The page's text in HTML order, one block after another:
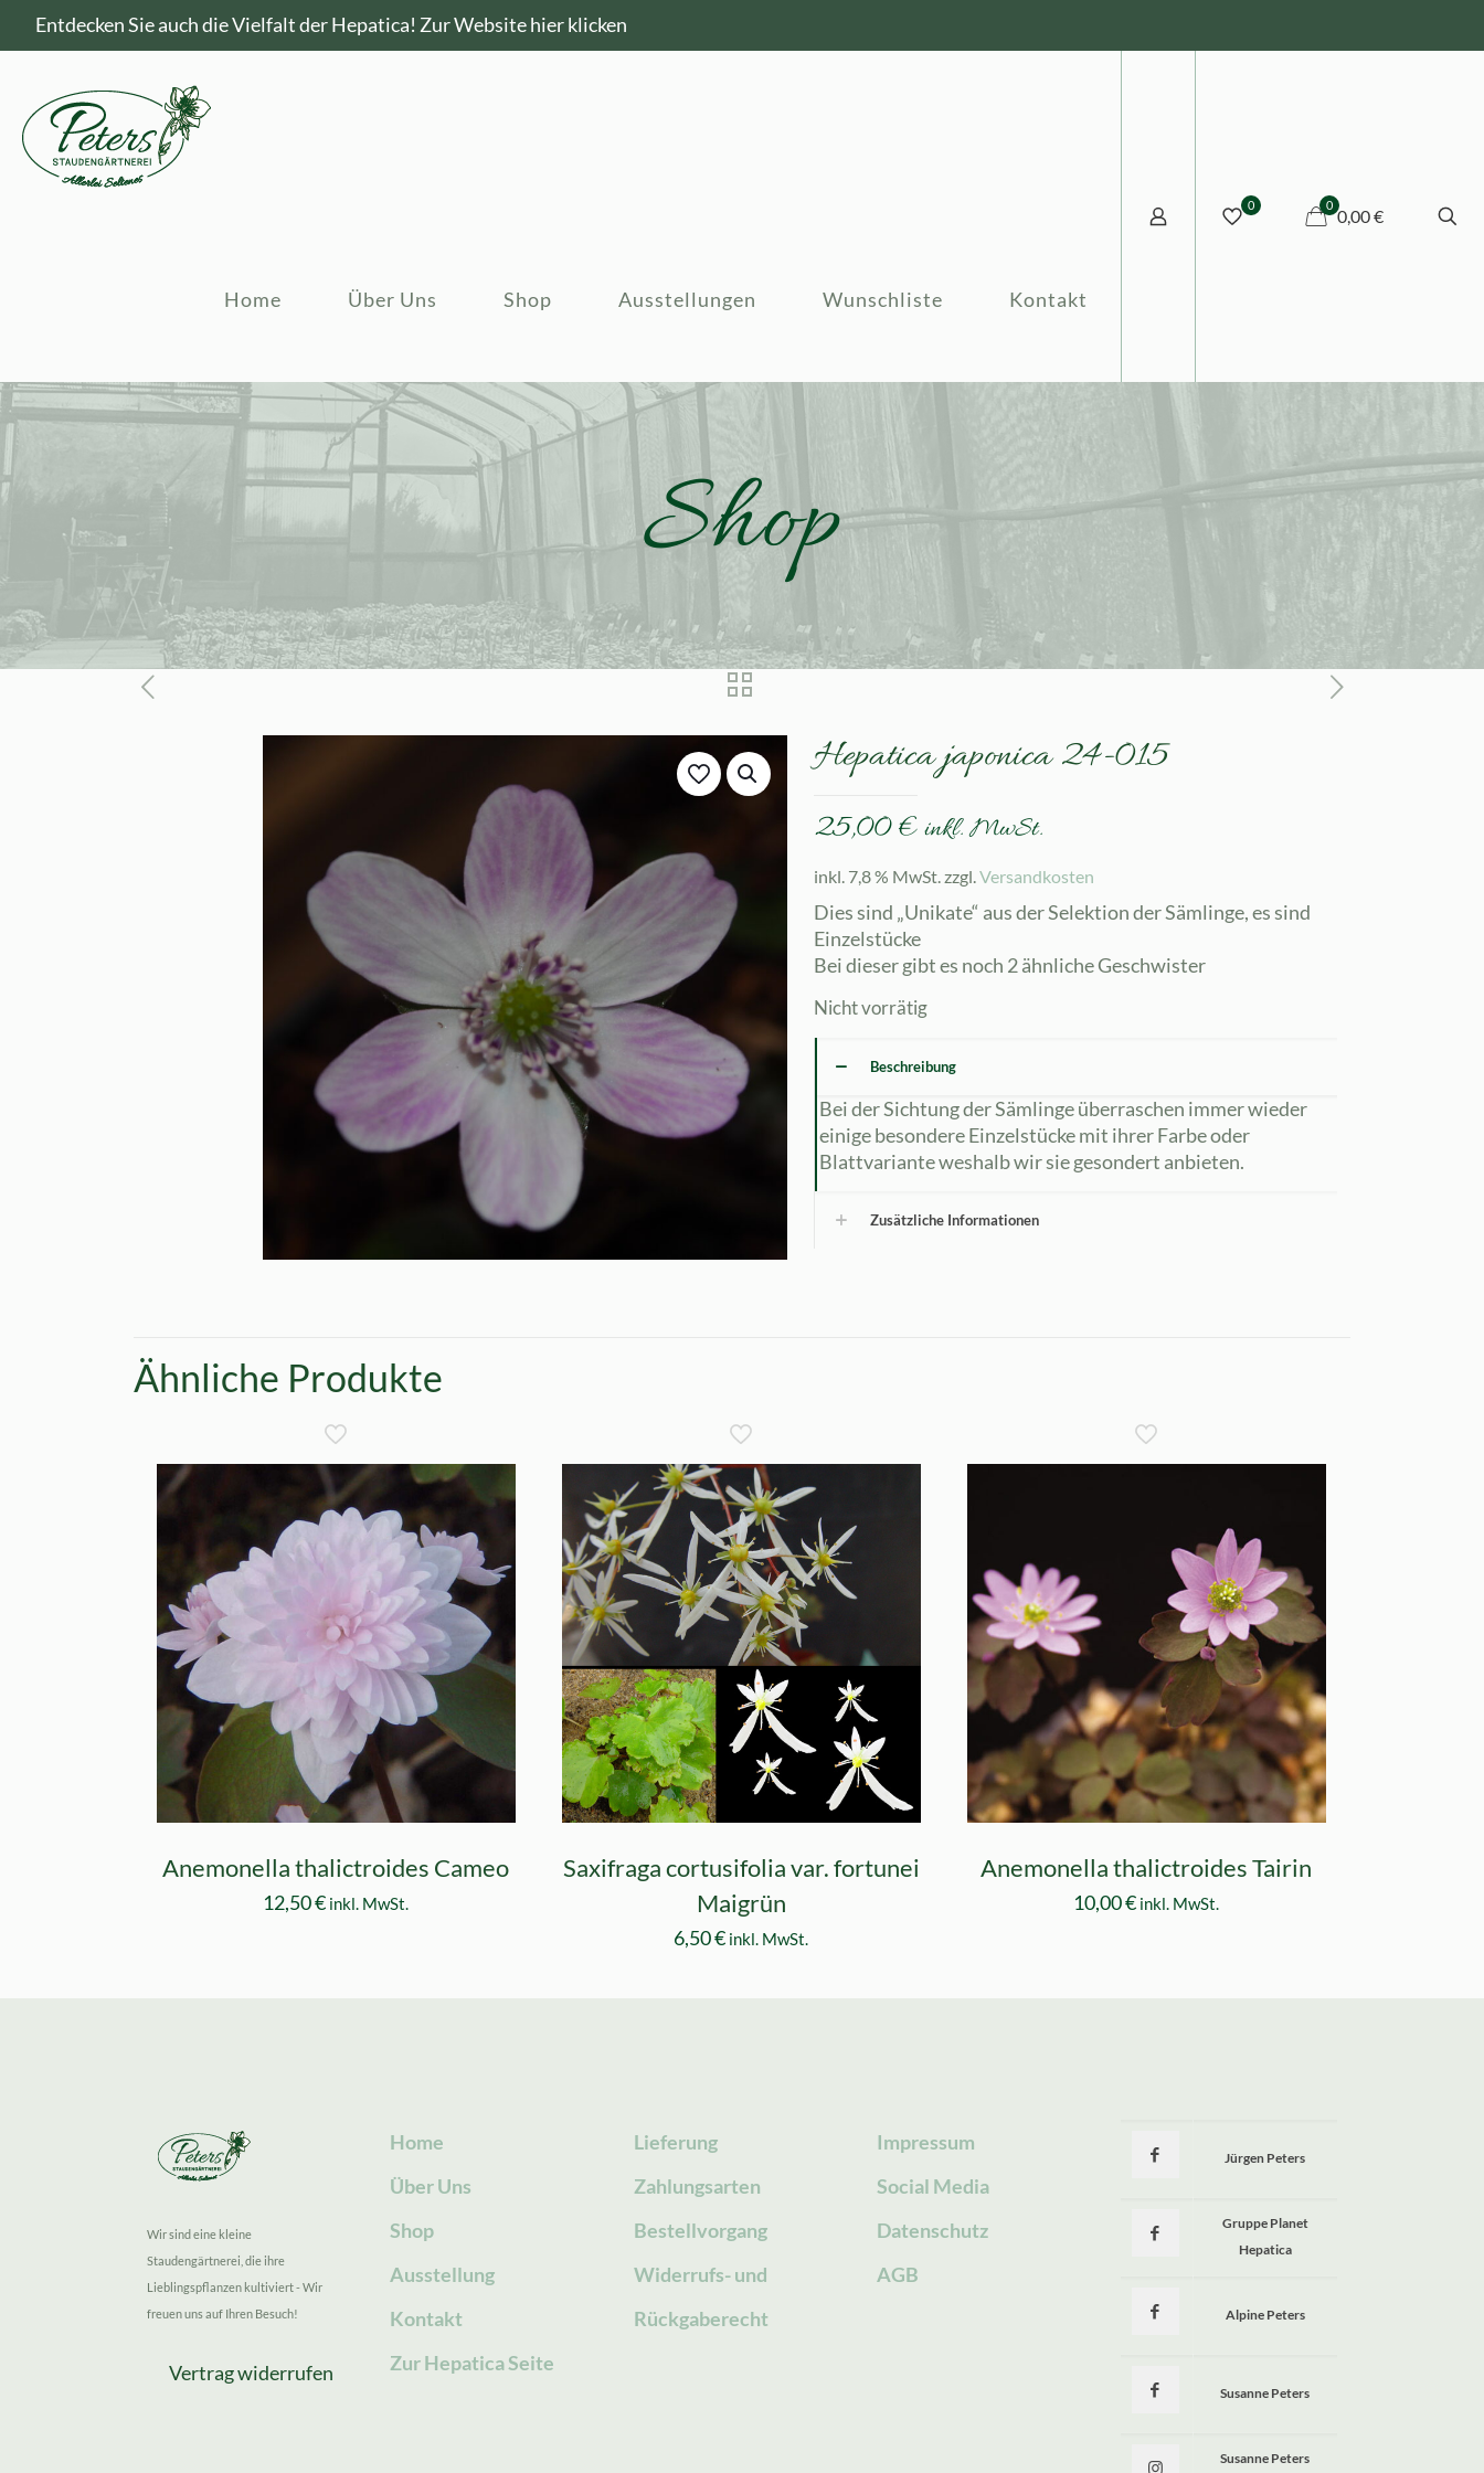
Entdecken Sie auch die Vielfalt der Hepatica! Zur Website hier klicken
Home Über Uns Shop Ausstellungen Wunschliste Kontakt
0 0
0,00 €
Shop
Hepatica japonica 24-015
25,00€ inkl. MwSt.
inkl. 7,8 % MwSt.zzgl.Versandkosten
Dies sind „Unikate“ aus der Selektion der Sämlinge, es sind
Einzelstücke
Bei dieser gibt es noch 2 ähnliche Geschwister
Nicht vorrätig
Beschreibung
Bei der Sichtung der Sämlinge überraschen immer wieder
einige besondere Einzelstücke mit ihrer Farbe oder
Blattvariante weshalb wir sie gesondert anbieten.
Zusätzliche Informationen
Ähnliche Produkte
Anemonella thalictroides Cameo
12,50€ inkl. MwSt.
Saxifraga cortusifolia var. fortunei
Maigrün
6,50€ inkl. MwSt.
Anemonella thalictroides Tairin
10,00€ inkl. MwSt.
Wir sind eine kleine
Staudengärtnerei, die ihre
Lieblingspflanzen kultiviert - Wir
freuen uns auf Ihren Besuch!
Vertrag widerrufen
Home
Über Uns
Shop
Ausstellung
Kontakt
Zur Hepatica Seite
Lieferung
Zahlungsarten
Bestellvorgang
Widerrufs- und
Rückgaberecht
Impressum
Social Media
Datenschutz
AGB
Jürgen Peters
Gruppe Planet
Hepatica
Alpine Peters
Susanne Peters
Susanne Peters